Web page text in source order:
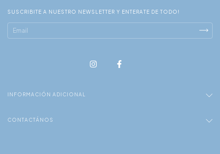
SUSCRIBITE A NUESTRO NEWSLETTER Y ENTERATE DE TODO!
INFORMACIÓN ADICIONAL
CONTACTÁNOS